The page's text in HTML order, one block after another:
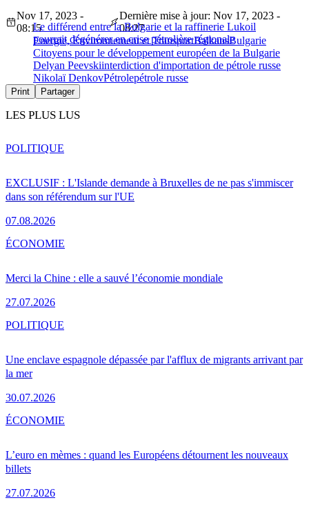
Le différend entre la Bulgarie et la raffinerie Lukoil
pourrait dégénérer en crise pétrolière régionale
Nov 17, 2023 -
08:15
Dernière mise à jour: Nov 17, 2023 -
08:27
Energie, Environnement et TransportBalkansBulgarie
Citoyens pour le développement européen de la Bulgarie
Delyan Peevskiinterdiction d'importation de pétrole russe
Nikolaï DenkovPétrolepétrole russe
Print Partager
LES PLUS LUS
EXCLUSIF : L'Islande demande à Bruxelles de ne pas s'immiscer
dans son référendum sur l'UE
07.08.2026
POLITIQUE
Merci la Chine : elle a sauvé l’économie mondiale
27.07.2026
ÉCONOMIE
Une enclave espagnole dépassée par l'afflux de migrants arrivant par
la mer
30.07.2026
POLITIQUE
L’euro en mèmes : quand les Européens détournent les nouveaux
billets
27.07.2026
ÉCONOMIE